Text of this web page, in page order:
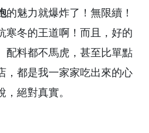
的魅力就爆炸了！無限續！
寒冬的王道啊！而且，好的
配料都不馬虎，甚至比單點
，都是我一家家吃出來的心
絕對真實。